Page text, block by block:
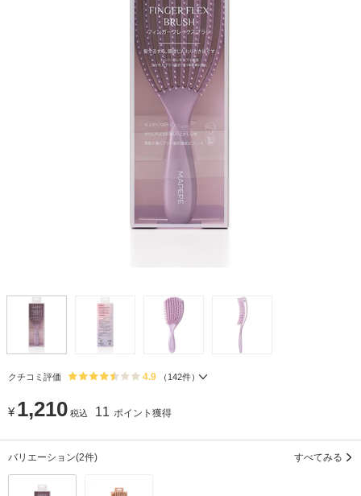
クチコミ評価 4.9 （ 142件）
¥ 1,210 税込 11 ポイント獲得
バリエーション(2件) すべてみる